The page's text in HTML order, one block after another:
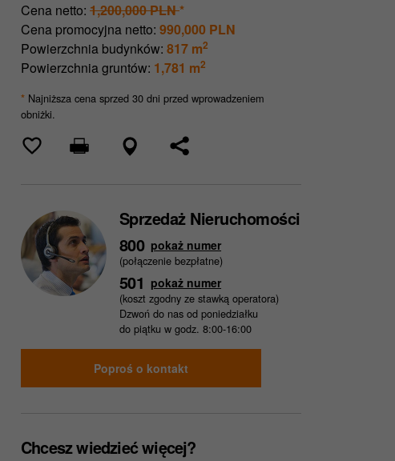
Cena netto: 1,200,000 PLN*
Cena promocyjna netto: 990,000 PLN
Powierzchnia budynków: 817 m2
Powierzchnia gruntów: 1,781 m2
* Najniższa cena sprzed 30 dni przed wprowadzeniem
obniżki.
Sprzedaż Nieruchomości
800 pokaż numer
(połączenie bezpłatne)
501 pokaż numer
(koszt zgodny ze stawką operatora)
Dzwoń do nas od poniedziałku
do piątku w godz. 8:00-16:00
Poproś o kontakt
Chcesz wiedzieć więcej?